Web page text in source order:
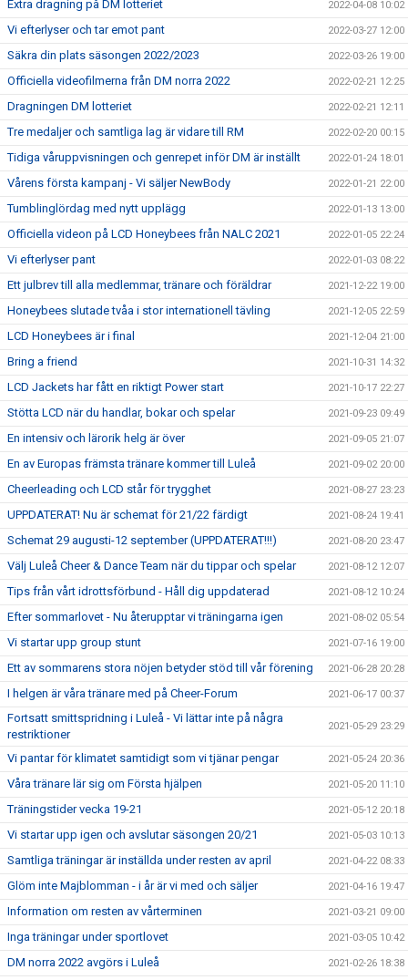
Extra dragning på DM lotteriet 2022-04-08 10:02
Vi efterlyser och tar emot pant 2022-03-27 12:00
Säkra din plats säsongen 2022/2023 2022-03-26 19:00
Officiella videofilmerna från DM norra 2022 2022-02-21 12:25
Dragningen DM lotteriet 2022-02-21 12:11
Tre medaljer och samtliga lag är vidare till RM 2022-02-20 00:15
Tidiga våruppvisningen och genrepet inför DM är inställt 2022-01-24 18:01
Vårens första kampanj - Vi säljer NewBody 2022-01-21 22:00
Tumblinglördag med nytt upplägg 2022-01-13 13:00
Officiella videon på LCD Honeybees från NALC 2021 2022-01-05 22:24
Vi efterlyser pant 2022-01-03 08:22
Ett julbrev till alla medlemmar, tränare och föräldrar 2021-12-22 19:00
Honeybees slutade tvåa i stor internationell tävling 2021-12-05 22:59
LCD Honeybees är i final 2021-12-04 21:00
Bring a friend 2021-10-31 14:32
LCD Jackets har fått en riktigt Power start 2021-10-17 22:27
Stötta LCD när du handlar, bokar och spelar 2021-09-23 09:49
En intensiv och lärorik helg är över 2021-09-05 21:07
En av Europas främsta tränare kommer till Luleå 2021-09-02 20:00
Cheerleading och LCD står för trygghet 2021-08-27 23:23
UPPDATERAT! Nu är schemat för 21/22 färdigt 2021-08-24 19:41
Schemat 29 augusti-12 september (UPPDATERAT!!!) 2021-08-20 23:47
Välj Luleå Cheer & Dance Team när du tippar och spelar 2021-08-12 12:07
Tips från vårt idrottsförbund - Håll dig uppdaterad 2021-08-12 10:24
Efter sommarlovet - Nu återupptar vi träningarna igen 2021-08-02 05:54
Vi startar upp group stunt 2021-07-16 19:00
Ett av sommarens stora nöjen betyder stöd till vår förening 2021-06-28 20:28
I helgen är våra tränare med på Cheer-Forum 2021-06-17 00:37
Fortsatt smittspridning i Luleå - Vi lättar inte på några
restriktioner
2021-05-29 23:29
Vi pantar för klimatet samtidigt som vi tjänar pengar 2021-05-24 20:36
Våra tränare lär sig om Första hjälpen 2021-05-20 11:10
Träningstider vecka 19-21 2021-05-12 20:18
Vi startar upp igen och avslutar säsongen 20/21 2021-05-03 10:13
Samtliga träningar är inställda under resten av april 2021-04-22 08:33
Glöm inte Majblomman - i år är vi med och säljer 2021-04-16 19:47
Information om resten av vårterminen 2021-03-21 09:00
Inga träningar under sportlovet 2021-03-05 10:42
DM norra 2022 avgörs i Luleå 2021-02-26 18:38